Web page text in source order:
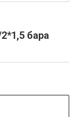
бара